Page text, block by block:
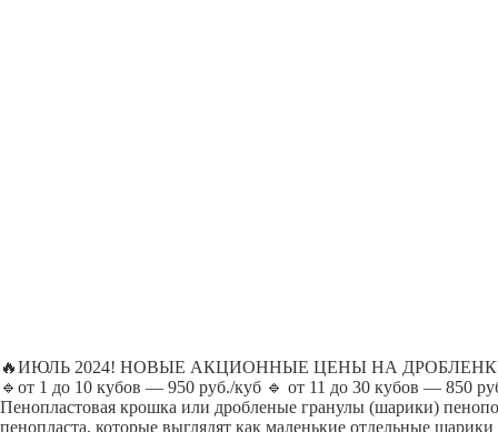
🔥ИЮЛЬ 2024! НОВЫЕ АКЦИОННЫЕ ЦЕНЫ НА
🔹от 1 до 10 кубов — 950 руб./куб 🔹 от 11 до 30 кубов — 850
Пенопластовая крошка или дробленые гранулы (шарики)
пенопласта, которые выглядят как маленькие отдельные